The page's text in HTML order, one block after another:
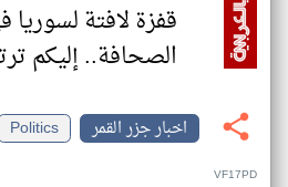
قفزة لافتة
الصحافة.. إليكم
اخبار جزر القمر
Politics
VF17PD